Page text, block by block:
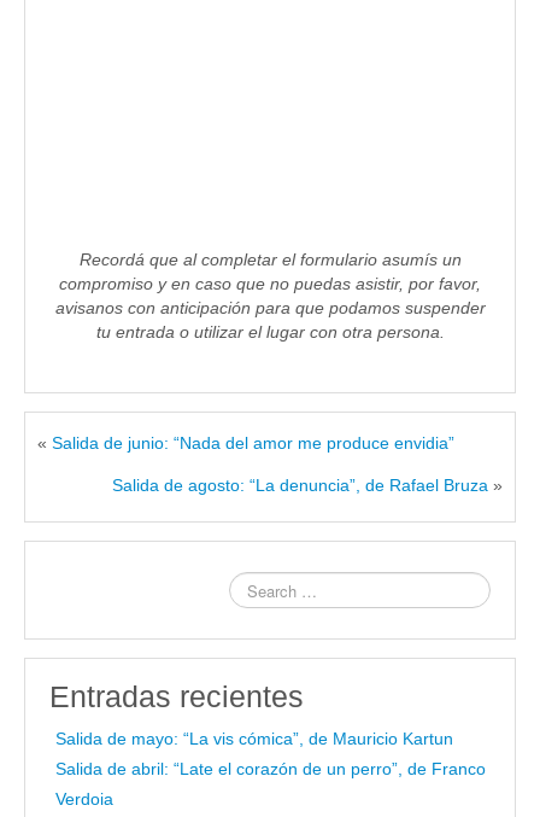
Recordá que al completar el formulario asumís un
compromiso y en caso que no puedas asistir, por favor,
avisanos con anticipación para que podamos suspender
tu entrada o utilizar el lugar con otra persona.
« Salida de junio: “Nada del amor me produce envidia”
Salida de agosto: “La denuncia”, de Rafael Bruza »
Entradas recientes
Salida de mayo: “La vis cómica”, de Mauricio Kartun
Salida de abril: “Late el corazón de un perro”, de Franco
Verdoia